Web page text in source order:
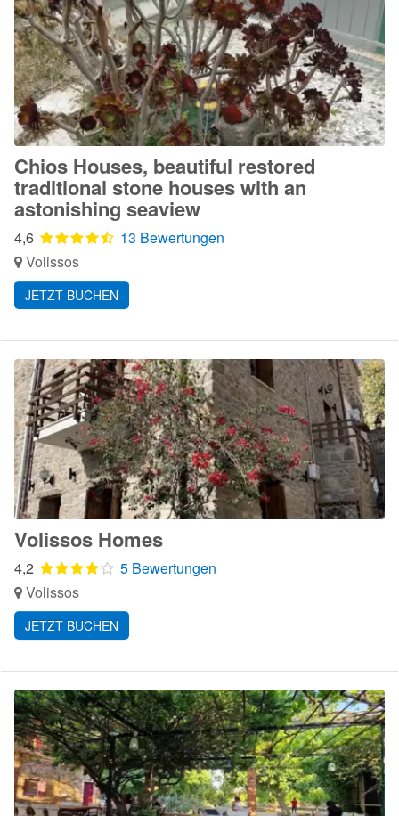
Chios Houses, beautiful restored
traditional stone houses with an
astonishing seaview
4,6
13 Bewertungen
Volissos
JETZT BUCHEN
Volissos Homes
4,2
5 Bewertungen
Volissos
JETZT BUCHEN